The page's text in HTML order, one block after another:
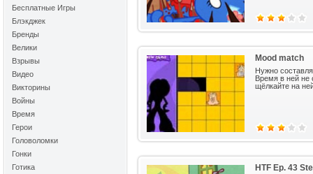
Mood match
Нужно
Время в ней не
щёлкайте на
HTF Ep. 43
Бесплатные Игры
Блэкджек
Бренды
Велики
Взрывы
Видео
Викторины
Войны
Время
Герои
Головоломки
Гонки
Готика